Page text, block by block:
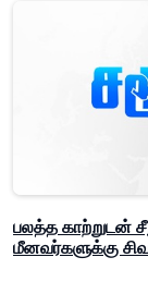
பலத்த காற்றுடன்
மீனவர்களுக்கு